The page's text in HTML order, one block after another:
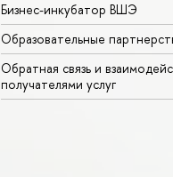
Бизнес-инкубатор ВШЭ
Образовательные
Обратная связь и
получателями услуг